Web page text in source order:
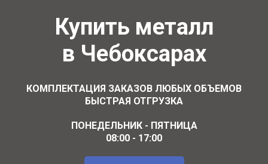
Купить металл
в Чебоксарах
КОМПЛЕКТАЦИЯ ЗАКАЗОВ ЛЮБЫХ ОБЪЕМОВ
БЫСТРАЯ ОТГРУЗКА
ПОНЕДЕЛЬНИК - ПЯТНИЦА
08:00 - 17:00